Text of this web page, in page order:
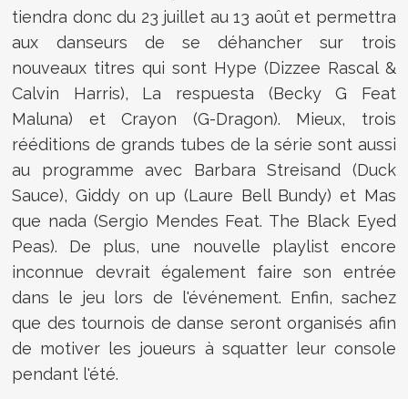
tiendra donc du 23 juillet au 13 août et permettra
aux danseurs de se déhancher sur trois
nouveaux titres qui sont Hype (Dizzee Rascal &
Calvin Harris), La respuesta (Becky G Feat
Maluna) et Crayon (G-Dragon). Mieux, trois
rééditions de grands tubes de la série sont aussi
au programme avec Barbara Streisand (Duck
Sauce), Giddy on up (Laure Bell Bundy) et Mas
que nada (Sergio Mendes Feat. The Black Eyed
Peas). De plus, une nouvelle playlist encore
inconnue devrait également faire son entrée
dans le jeu lors de l'événement. Enfin, sachez
que des tournois de danse seront organisés afin
de motiver les joueurs à squatter leur console
pendant l'été.